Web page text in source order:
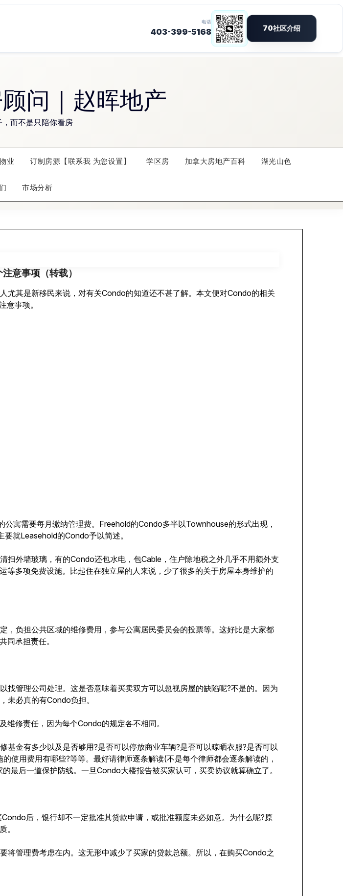
问｜赵晖地产
而不是只陪你看房
业 订制房源【联系我 为您设置】 学区房 加拿大房地产百科 湖光山色
市场分析
意事项（转载）
尤其是新移民来说，对有关Condo的知道还不甚了解。本文便对Condo的相关
意事项。
寓需要每月缴纳管理费。Freehold的Condo多半以Townhouse的形式出现，
就Leasehold的Condo予以简述。
外墙玻璃，有的Condo还包水电，包Cable，住户除地税之外几乎不用额外支
多项免费设施。比起住在独立屋的人来说，少了很多的关于房屋本身维护的
负担公共区域的维修费用，参与公寓居民委员会的投票等。这好比是大家都
同承担责任。
管理公司处理。这是否意味着买卖双方可以忽视房屋的缺陷呢?不是的。因为
未必真的有Condo负担。
修责任，因为每个Condo的规定各不相同。
金有多少以及是否够用?是否可以停放商业车辆?是否可以晾晒衣服?是否可以
使用费用有哪些?等等。最好请律师逐条解读(不是每个律师都会逐条解读的，
最后一道保护防线。一旦Condo大楼报告被买家认可，买卖协议就算确立了。
后，银行却不一定批准其贷款申请，或批准额度未必如意。为什么呢?原
。
管理费考虑在内。这无形中减少了买家的贷款总额。所以，在购买Condo之